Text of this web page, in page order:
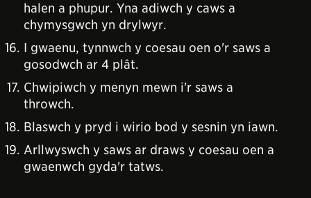
halen a phupur. Yna adiwch y caws a
chymysgwch yn drylwyr.
I gwaenu, tynnwch y coesau oen o'r saws a
gosodwch ar 4 plât.
Chwipiwch y menyn mewn i'r saws a
throwch.
Blaswch y pryd i wirio bod y sesnin yn iawn.
Arllwyswch y saws ar draws y coesau oen a
gwaenwch gyda'r tatws.